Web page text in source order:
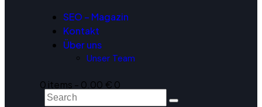
SEO – Magazin
Kontakt
Über uns
Unser Team
0 items - 0.00 € 0